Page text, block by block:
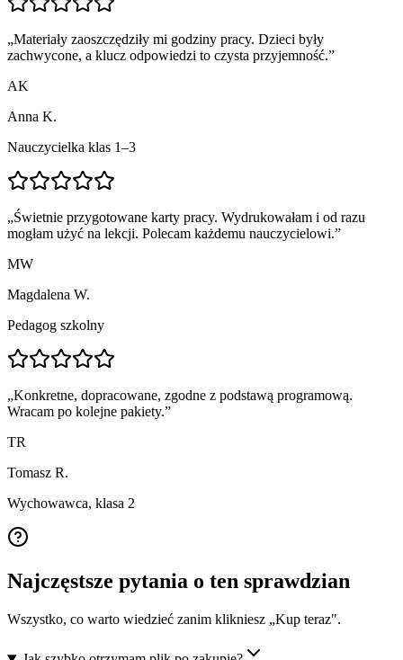
„Materiały zaoszczędziły mi godziny pracy. Dzieci były
zachwycone, a klucz odpowiedzi to czysta przyjemność.”
AK
Anna K.
Nauczycielka klas 1–3
„Świetnie przygotowane karty pracy. Wydrukowałam i od razu
mogłam użyć na lekcji. Polecam każdemu nauczycielowi.”
MW
Magdalena W.
Pedagog szkolny
„Konkretne, dopracowane, zgodne z podstawą programową.
Wracam po kolejne pakiety.”
TR
Tomasz R.
Wychowawca, klasa 2
Najczęstsze pytania o ten sprawdzian
Wszystko, co warto wiedzieć zanim klikniesz „Kup teraz".